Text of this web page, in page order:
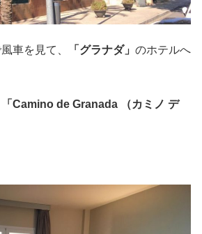
車を見て、 「グラナダ」 のホテルへ
「Camino de Granada （カミノ デ